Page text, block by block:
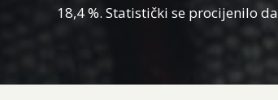
18,4 %. Statistički se procijenilo